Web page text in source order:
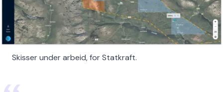
Skisser under arbeid, for Statkraft.